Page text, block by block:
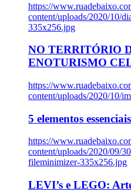
https://
content/uploads/2020/10/
335x256.jpg
NO TERRITÓRIO
ENOTURISMO
https://
content/uploads/2020/10/
5 elementos
https://
content/uploads/2020/09/
fileminimizer-335x256.jpg
LEVI’s e LEGO: